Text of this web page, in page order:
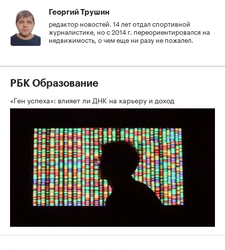
Георгий Трушин
редактор новостей. 14 лет отдал спортивной
журналистике, но с 2014 г. переориентировался на
недвижимость, о чем еще ни разу не пожалел.
РБК Образование
«Ген успеха»: влияет ли ДНК на карьеру и доход